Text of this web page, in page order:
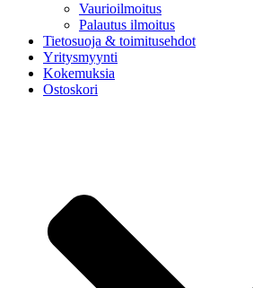
Vaurioilmoitus
Palautus ilmoitus
Tietosuoja & toimitusehdot
Yritysmyynti
Kokemuksia
Ostoskori